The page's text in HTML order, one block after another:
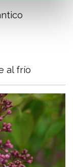
al frío